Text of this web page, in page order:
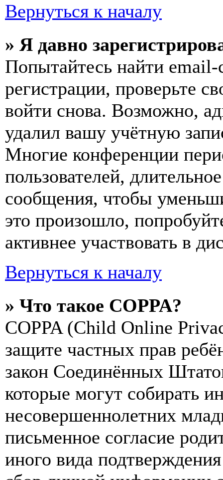
Вернуться к началу
» Я давно
Попытайтесь найти
регистрации, проверьте
войти снова. Возможно,
удалил вашу учётную
Многие конференции
пользователей,
сообщения, чтобы
это произошло,
активнее участвовать в
Вернуться к началу
» Что такое COPPA?
COPPA (Child Online
защите частных прав
закон Соединённых
которые могут собирать
несовершеннолетних
письменное согласие
иного вида